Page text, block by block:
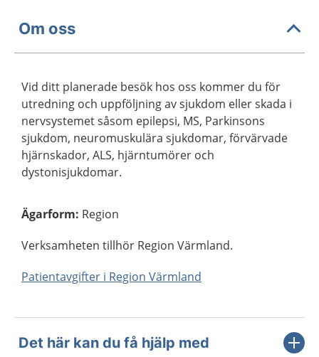
Om oss
Vid ditt planerade besök hos oss kommer du för
utredning och uppföljning av sjukdom eller skada i
nervsystemet såsom epilepsi, MS, Parkinsons
sjukdom, neuromuskulära sjukdomar, förvärvade
hjärnskador, ALS, hjärntumörer och
dystonisjukdomar.
Ägarform: Region
Verksamheten tillhör Region Värmland.
Patientavgifter i Region Värmland
Det här kan du få hjälp med